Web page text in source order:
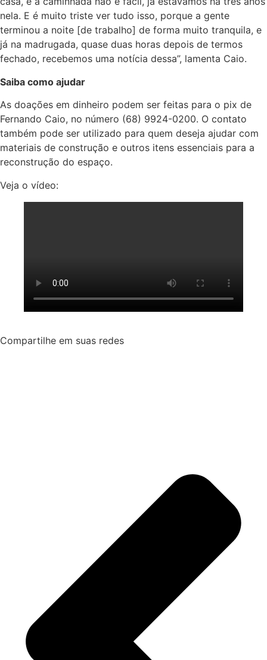
nela. E é muito triste ver tudo isso, porque a gente
terminou a noite [de trabalho] de forma muito tranquila, e
já na madrugada, quase duas horas depois de termos
fechado, recebemos uma notícia dessa”, lamenta Caio.
Saiba como ajudar
As doações em dinheiro podem ser feitas para o pix de
Fernando Caio, no número (68) 9924-0200. O contato
também pode ser utilizado para quem deseja ajudar com
materiais de construção e outros itens essenciais para a
reconstrução do espaço.
Veja o vídeo:
Compartilhe em suas redes